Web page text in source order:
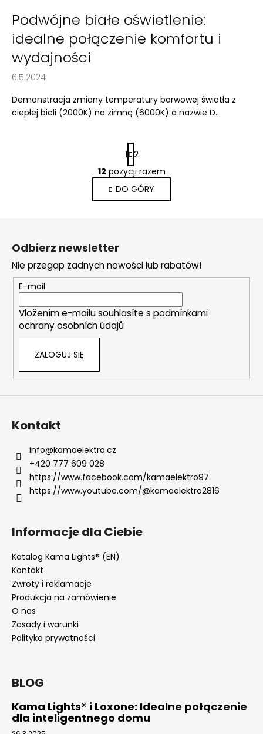
Podwójne białe oświetlenie:
idealne połączenie komfortu i
wydajności
6.5.2024
Demonstracja zmiany temperatury barwowej światła z
ciepłej bieli (2000K) na zimną (6000K) o nazwie D...
K
o
n
t
k
i
l
i
s
P
a
g
i
n
a
c
1 2
12 pozycji razem
DO GÓRY
Odbierz newsletter
Nie przegap żadnych nowości lub rabatów!
E-mail
Vložením e-mailu souhlasíte s podmínkami
ochrany osobních údajů
ZALOGUJ SIĘ
Kontakt
info@kamaelektro.cz
+420 777 609 028
https://www.facebook.com/kamaelektro97
https://www.youtube.com/@kamaelektro2816
Informacje dla Ciebie
Katalog Kama Lights® (EN)
Kontakt
Zwroty i reklamacje
Produkcja na zamówienie
O nas
Zasady i warunki
Polityka prywatności
BLOG
Kama Lights® i Loxone: Idealne połączenie
dla inteligentnego domu